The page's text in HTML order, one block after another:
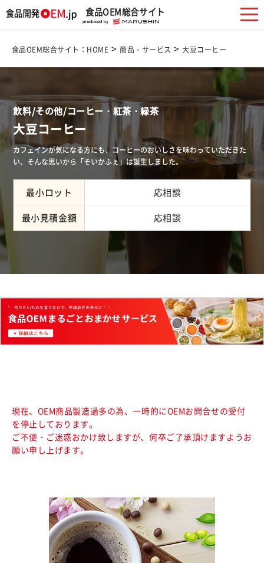
食品OEM総合サイト
食品OEM総合サイト：HOME > 商品・サービス >大豆コーヒー
飲料/その他/コーヒー・紅茶・緑茶
大豆コーヒー
カフェインが気になる方にも、コーヒーのおいしさを味わっていただきた
い、そんな思いから「そいかふぇ」は誕生しました。
最小ロット
応相談
最小見積金額
応相談
現在、OEM商品製造過多の為、一時的にOEMお問合せの受付
を停止しております。
ご不便・ご迷惑おかけ致しますが、何卒ご了承頂けますようお
願い申し上げます。